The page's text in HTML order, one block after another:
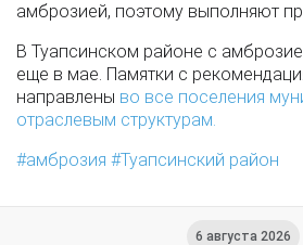
амброзией, поэтому выполняют
В Туапсинском районе с
еще в мае. Памятки с
направлены во все поселения
отраслевым структурам.
амброзия
Туапсинский район
6 августа 2026